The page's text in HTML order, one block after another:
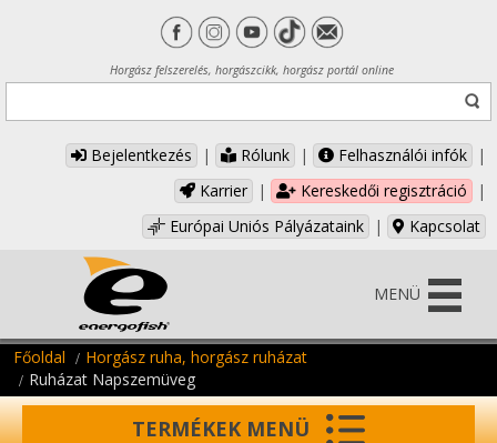
Horgász felszerelés, horgászcikk, horgász portál online
Bejelentkezés | Rólunk | Felhasználói infók
|
Karrier
| Kereskedői regisztráció
|
Európai Uniós Pályázataink
| Kapcsolat
MENÜ
Főoldal
Horgász ruha, horgász ruházat
Ruházat Napszemüveg
TERMÉKEK MENÜ